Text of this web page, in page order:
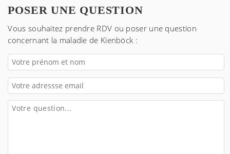
POSER UNE QUESTION
Vous souhaitez prendre RDV ou poser une question
concernant la maladie de Kienböck :